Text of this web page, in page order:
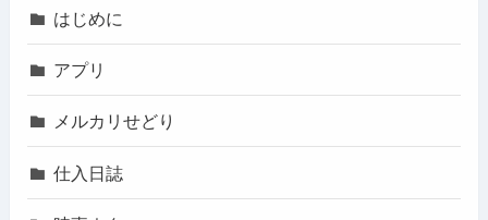
はじめに
アプリ
メルカリせどり
仕入日誌